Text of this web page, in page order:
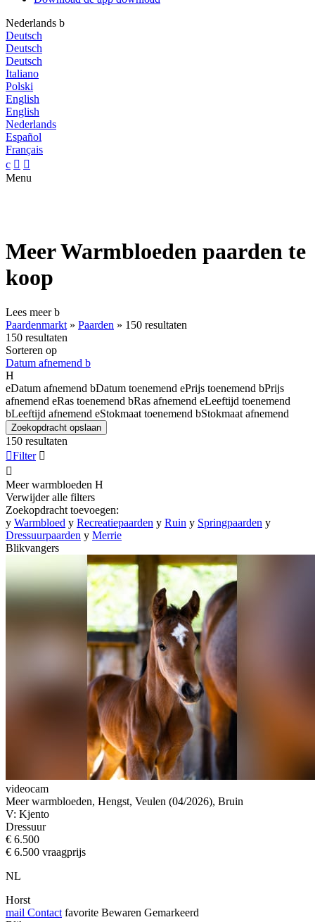
Nederlands b
Deutsch
Deutsch
Deutsch
Italiano
Polski
English
English
Nederlands
Español
Français
c  
Menu
Meer Warmbloeden paarden te
koop
Lees meerb
Paardenmarkt » Paarden » 150 resultaten
150 resultaten
Sorteren op
Datum afnemend b
H
eDatum afnemend bDatum toenemend ePrijs toenemend bPrijs
afnemend eRas toenemend bRas afnemend eLeeftijd toenemend
bLeeftijd afnemend eStokmaat toenemend bStokmaat afnemend
Zoekopdracht opslaan
150 resultaten
Filter 

Meer warmbloeden H
Verwijder alle filters
Zoekopdracht toevoegen:
y Warmbloed y Recreatiepaarden y Ruin y Springpaarden y
Dressuurpaarden y Merrie
Blikvangers
videocam
Meer warmbloeden, Hengst, Veulen (04/2026), Bruin
V: Kjento
Dressuur
€ 6.500
€ 6.500 vraagprijs
NL
Horst
mail Contact favorite Bewaren Gemarkeerd